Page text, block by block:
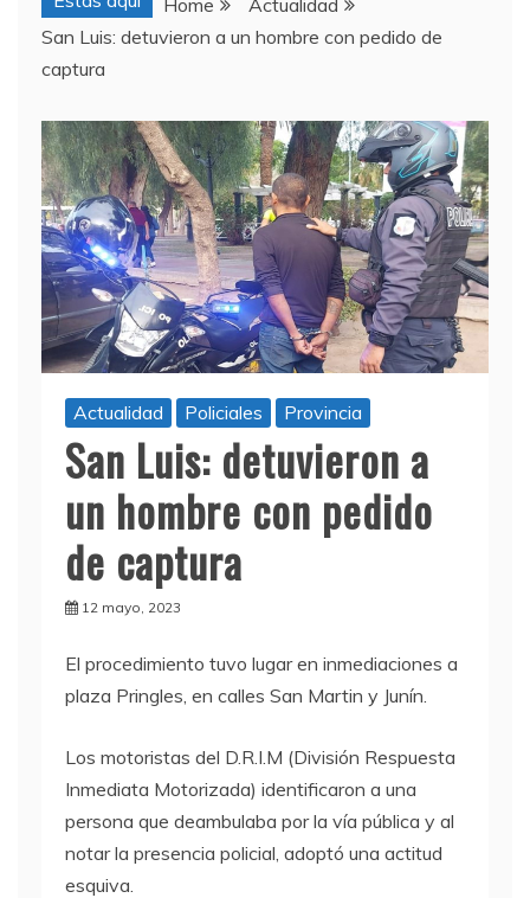
Home
Actualidad
San Luis: detuvieron a un hombre con pedido de
captura
Actualidad Policiales Provincia
San Luis: detuvieron a
un hombre con pedido
de captura
12 mayo, 2023
El procedimiento tuvo lugar en inmediaciones a
plaza Pringles, en calles San Martin y Junín.
Los motoristas del D.R.I.M (División Respuesta
Inmediata Motorizada) identificaron a una
persona que deambulaba por la vía pública y al
notar la presencia policial, adoptó una actitud
esquiva.